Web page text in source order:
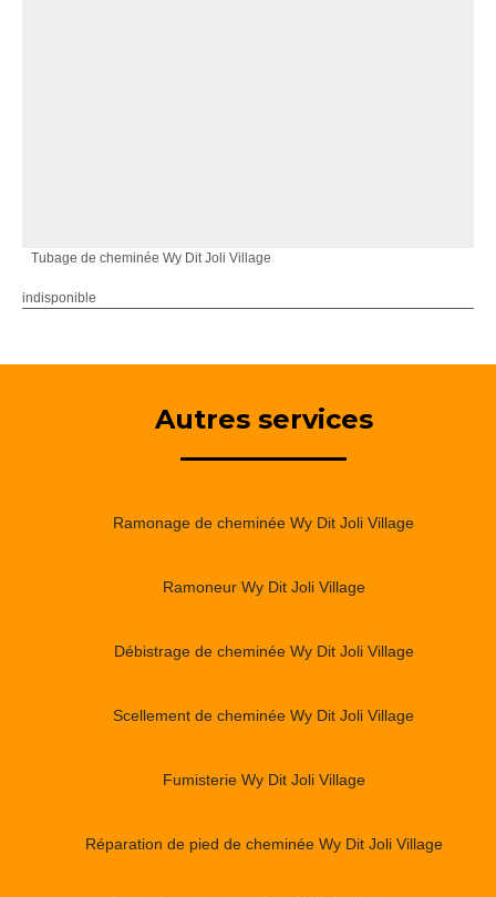
Tubage de cheminée Wy Dit Joli Village
indisponible
Autres services
Ramonage de cheminée Wy Dit Joli Village
Ramoneur Wy Dit Joli Village
Débistrage de cheminée Wy Dit Joli Village
Scellement de cheminée Wy Dit Joli Village
Fumisterie Wy Dit Joli Village
Réparation de pied de cheminée Wy Dit Joli Village